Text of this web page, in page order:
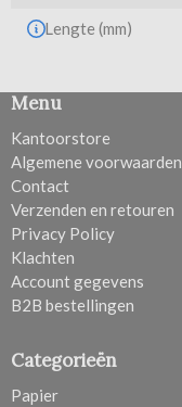
Lengte (mm)
Categorieën
Papier
Menu
Kantoorstore
Algemene voorwaarden
Contact
Verzenden en retouren
Privacy Policy
Klachten
Account gegevens
B2B bestellingen